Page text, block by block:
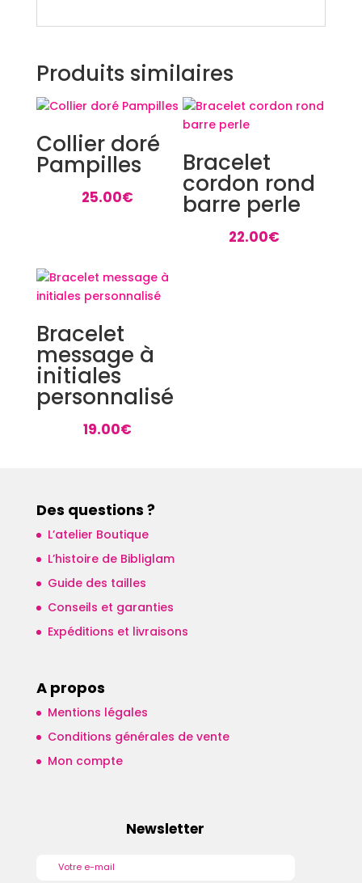
Produits similaires
Collier doré
Pampilles
25.00€
Bracelet
cordon rond
barre perle
22.00€
Bracelet
message à
initiales
personnalisé
19.00€
Des questions ?
L’atelier Boutique
L’histoire de Bibliglam
Guide des tailles
Conseils et garanties
Expéditions et livraisons
A propos
Mentions légales
Conditions générales de vente
Mon compte
Newsletter